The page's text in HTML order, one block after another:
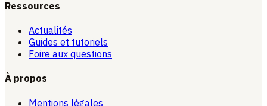
Ressources
Actualités
Guides et tutoriels
Foire aux questions
À propos
Mentions légales